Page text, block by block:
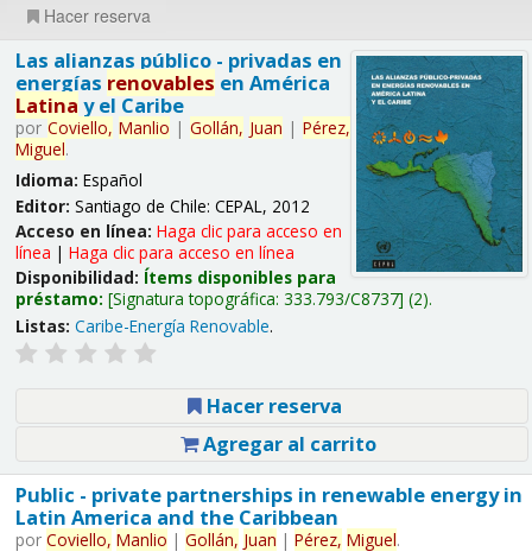
Hacer reserva
Las alianzas público - privadas en
energías renovables en América
Latina y el Caribe
por Coviello, Manlio | Gollán, Juan | Pérez,
Miguel.
Idioma: Español
Editor: Santiago de Chile: CEPAL, 2012
Acceso en línea: Haga clic para acceso en
línea | Haga clic para acceso en línea
Disponibilidad: Ítems disponibles para
préstamo: Signatura topográfica: 333.793/C8737 (2).
Listas: Caribe-Energía Renovable.
Hacer reserva
Agregar al carrito
Public - private partnerships in renewable energy in
Latin America and the Caribbean
por Coviello, Manlio | Gollán, Juan | Pérez, Miguel.